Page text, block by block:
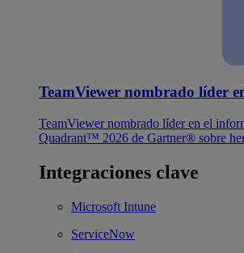
TeamViewer nombrado líder
TeamViewer nombrado líder en el
Quadrant™ 2026 de Gartner® sobre
Integraciones clave
Microsoft Intune
ServiceNow